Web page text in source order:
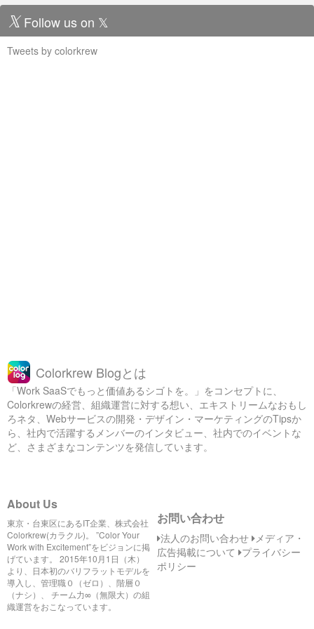
Follow us on 𝕏
Tweets by colorkrew
Colorkrew Blogとは
「Work SaaSでもっと価値あるシゴトを。」をコンセプトに、
Colorkrewの経営、組織運営に対する想い、エキストリームなおもし
ろネタ、Webサービスの開発・デザイン・マーケティングのTipsか
ら、社内で活躍するメンバーのインタビュー、社内でのイベントな
ど、さまざまなコンテンツを発信しています。
About Us
東京・台東区にあるIT企業、株式会社
Colorkrew(カラクル)。 ”Color Your
Work with Excitement”をビジョンに掲
げています。 2015年10月1日（木）
より、日本初のバリフラットモデルを
導入し、管理職０（ゼロ）、階層０
（ナシ）、 チーム力∞（無限大）の組
織運営をおこなっています。
お問い合わせ
法人のお問い合わせ メディア・
広告掲載について プライバシー
ポリシー